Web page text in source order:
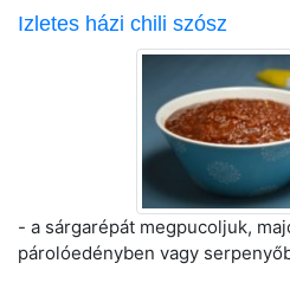
Izletes házi chili szósz
- a sárgarépát megpucoljuk,
párolóedényben vagy